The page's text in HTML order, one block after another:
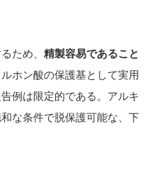
ため、 精製容易であること
ホン酸の保護基として実用
例は限定的である。アルキ
な条件で脱保護可能な、下